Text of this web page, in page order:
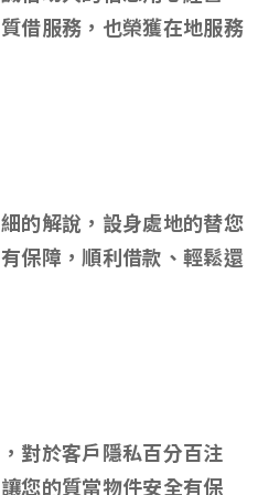
借服務，也榮獲在地服務
的解說，設身處地的替您
保障，順利借款、輕鬆還
對於客戶隱私百分百注
您的質當物件安全有保